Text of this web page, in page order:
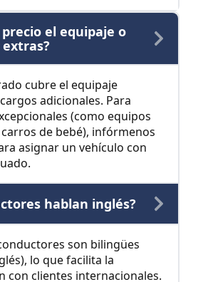
el equipaje o
cubre el equipaje
adicionales. Para
(como equipos
de bebé), infórmenos
asignar un vehículo con
hablan inglés?
son bilingües
lo que facilita la
con clientes internacionales.